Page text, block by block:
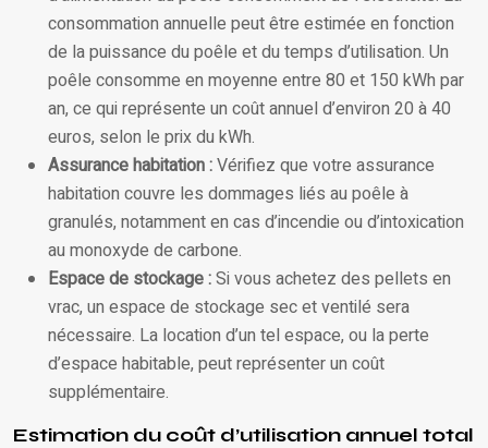
consommation annuelle peut être estimée en fonction
de la puissance du poêle et du temps d’utilisation. Un
poêle consomme en moyenne entre 80 et 150 kWh par
an, ce qui représente un coût annuel d’environ 20 à 40
euros, selon le prix du kWh.
Assurance habitation :Vérifiez que votre assurance
habitation couvre les dommages liés au poêle à
granulés, notamment en cas d’incendie ou d’intoxication
au monoxyde de carbone.
Espace de stockage :Si vous achetez des pellets en
vrac, un espace de stockage sec et ventilé sera
nécessaire. La location d’un tel espace, ou la perte
d’espace habitable, peut représenter un coût
supplémentaire.
Estimation du coût d’utilisation annuel total